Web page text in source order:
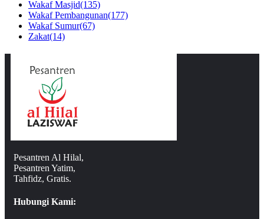
Wakaf Masjid(135)
Wakaf Pembangunan(177)
Wakaf Sumur(67)
Zakat(14)
Pesantren Al Hilal,
Pesantren Yatim,
Tahfidz, Gratis.
Hubungi Kami: